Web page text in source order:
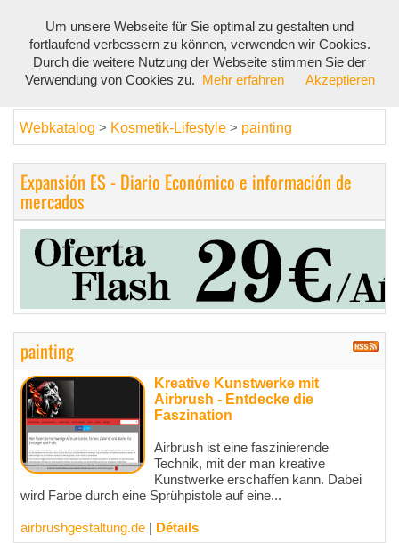
Webkatalog > Kosmetik-Lifestyle > painting
Expansión ES - Diario Económico e información de
mercados
painting
Kreative Kunstwerke mit
Airbrush - Entdecke die
Faszination
Airbrush ist eine faszinierende
Technik, mit der man kreative
Kunstwerke erschaffen kann. Dabei
wird Farbe durch eine Sprühpistole auf eine...
airbrushgestaltung.de Détails
Um unsere Webseite für Sie optimal zu gestalten und
fortlaufend verbessern zu können, verwenden wir Cookies.
Durch die weitere Nutzung der Webseite stimmen Sie der
Verwendung von Cookies zu.
Mehr erfahren Akzeptieren